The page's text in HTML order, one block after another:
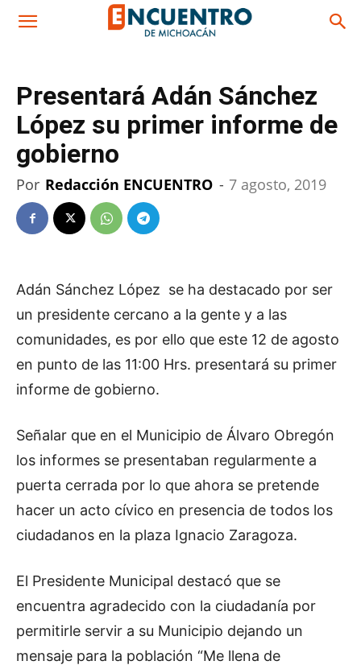
Presentará Adán Sánchez
López su primer informe de
gobierno
Por Redacción ENCUENTRO - 7 agosto, 2019
Adán Sánchez López se ha destacado por ser
un presidente cercano a la gente y a las
comunidades, es por ello que este 12 de agosto
en punto de las 11:00 Hrs. presentará su primer
informe de gobierno.
Señalar que en el Municipio de Álvaro Obregón
los informes se presentaban regularmente a
puerta cerrada por lo que ahora se pretende
hacer un acto cívico en presencia de todos los
ciudadanos en la plaza Ignacio Zaragoza.
El Presidente Municipal destacó que se
encuentra agradecido con la ciudadanía por
permitirle servir a su Municipio dejando un
mensaje para la población “Me llena de